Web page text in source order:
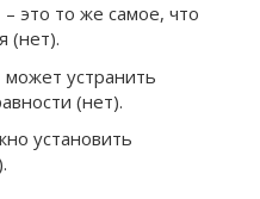
это то же самое, что
(нет).
устранить
(нет).
установить